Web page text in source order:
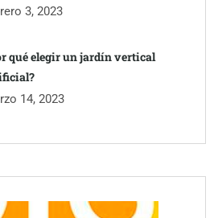
a agosto con descuentos del 15% en
de equivalencia
3, 2023
qué elegir un jardín vertical
14, 2023